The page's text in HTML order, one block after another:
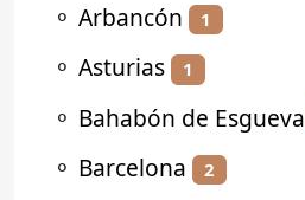
⚬ Arbancón 1
⚬ Asturias 1
⚬ Bahabón de Esgueva
⚬ Barcelona 2